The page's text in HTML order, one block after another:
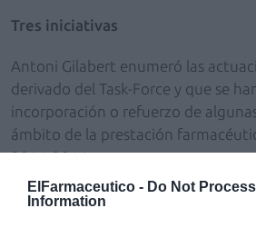
ElFarmaceutico - Do Not
Information
Tres iniciativas
Antoni Gilabert enumeró las
derivado del Task-Force y que se
incorporación o refuerzo de
ámbito de la prestación
2011-2014.
La primera de estas iniciativas